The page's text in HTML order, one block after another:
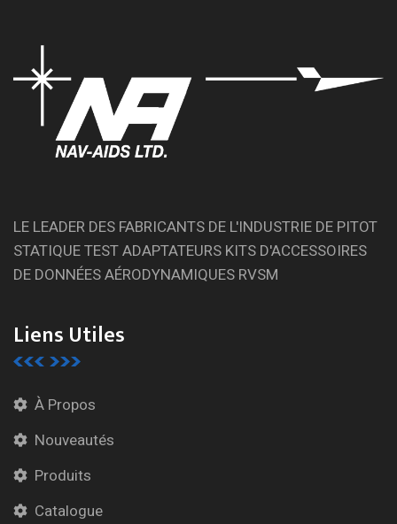
LE LEADER DES FABRICANTS DE L'INDUSTRIE DE PITOT
STATIQUE TEST ADAPTATEURS KITS D'ACCESSOIRES
DE DONNÉES AÉRODYNAMIQUES RVSM
Liens Utiles
À Propos
Nouveautés
Produits
Catalogue